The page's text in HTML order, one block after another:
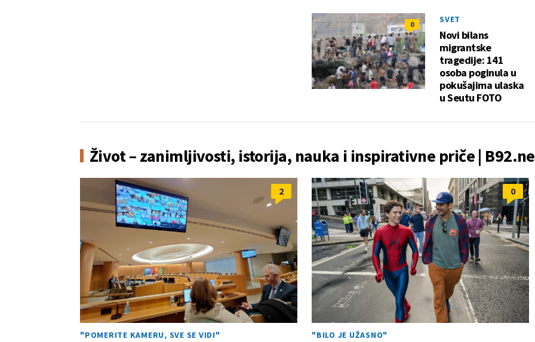
0 SVET
Novi bilans
migrantske
tragedije: 141
osoba poginula u
pokušajima ulaska
u Seutu FOTO
Život – zanimljivosti, istorija, nauka i inspirativne priče |
2
"POMERITE KAMERU, SVE SE VIDI"
0
"BILO JE UŽASNO"